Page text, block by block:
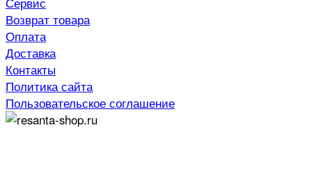
Возврат товара
Оплата
Доставка
Контакты
Политика сайта
Пользовательское соглашение